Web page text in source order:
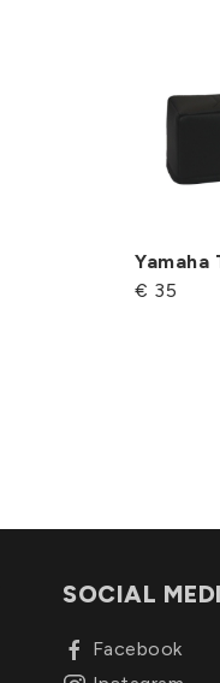
Yamaha
€ 35
SOCIAL
Facebook